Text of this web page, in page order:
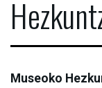
Museoko